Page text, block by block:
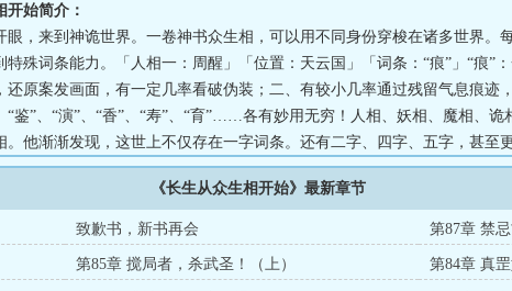
开始简介：
眼，来到神诡世界。一卷神书众生相，可以用不同身份穿梭在诸多世界。
特殊词条能力。「人相一：周醒」「位置：天云国」「词条：“痕”」“痕”
还原案发画面，有一定几率看破伪装；二、有较小几率通过残留气息痕迹
“鉴”、“演”、“香”、“寿”、“育”……各有妙用无穷！人相、妖相、魔相、诡
。他渐渐发现，这世上不仅存在一字词条。还有二字、四字、五字，甚至
词条……无数年后，他发现，原来更大的隐秘就隐藏在万界穿梭之间。世
界穿梭，也绝非一无所知旧律新规，万载岁月空流转。众生万相，浩瀚寰宇
万法化仙神。踏神诡，独众生，我为神诡众生仙！...
《长生从众生相开始》最新章节
致歉书，新书再会 第87章 禁
第85章 搅局者，杀武圣！（上） 第84章 真